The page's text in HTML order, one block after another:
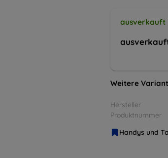
ausverkauft
Weitere
Hersteller
Produktnummer
Handys und